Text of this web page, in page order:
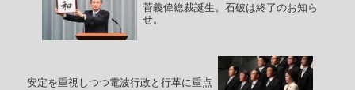
菅義偉総裁誕生。石破は終了のお知ら
せ。
安定を重視しつつ電波行政と行革に重点